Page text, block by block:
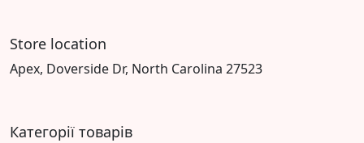
Store location
Apex, Doverside Dr, North Carolina 27523
Категорії товарів